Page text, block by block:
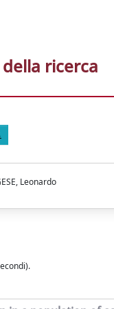
ricerca
Leonardo